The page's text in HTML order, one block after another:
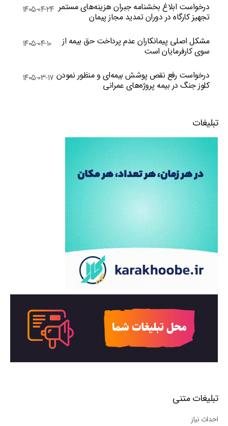
درخواست ابلاغ بخشنامه جبران هزینه‌های مستمر
تجهیز کارگاه در دوران تمدید مجاز پیمان
۱۴۰۵-۰۴-۲۴
مشکل اصلی پیمانکاران عدم پرداخت حق بیمه از
سوی کارفرمایان است
۱۴۰۵-۰۴-۱۰
درخواست رفع نقص پوشش بیمه‌ای و منظور نمودن
کلوز جنگ در بیمه پروژه‌های عمرانی
۱۴۰۵-۰۳-۱۷
تبلیغات
تبلیغات متنی
احداث نیاز